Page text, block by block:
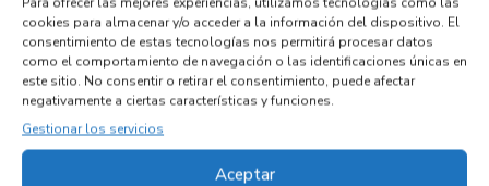
cookies para almacenar y/o acceder a la información del dispositivo. El
consentimiento de estas tecnologías nos permitirá procesar datos
como el comportamiento de navegación o las identificaciones únicas en
este sitio. No consentir o retirar el consentimiento, puede afectar
negativamente a ciertas características y funciones.
Gestionar los servicios
Aceptar
SENSOR 0265019153
Recambios » OTROS...MODELOS
Referencia ID: 147069
Referencia OEM: 0265019153
32,95€ (IVA no incluído)